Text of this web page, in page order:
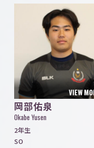
VIEW
岡部佑泉
Okabe Yusen
2年生
SO